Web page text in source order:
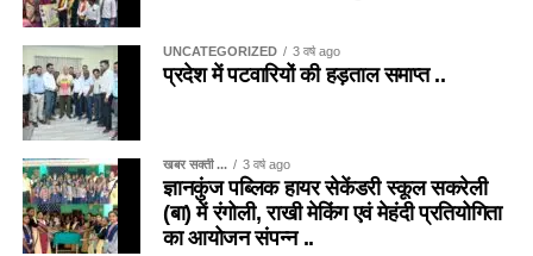
UNCATEGORIZED 3 वर्ष ago
प्रदेश में पटवारियों की हड़ताल समाप्त ..
खबर सक्ती ... 3 वर्ष ago
ज्ञानकुंज पब्लिक हायर सेकेंडरी स्कूल सकरेली
(बा) में रंगोली, राखी मेकिंग एवं मेहंदी प्रतियोगिता
का आयोजन संपन्न ..